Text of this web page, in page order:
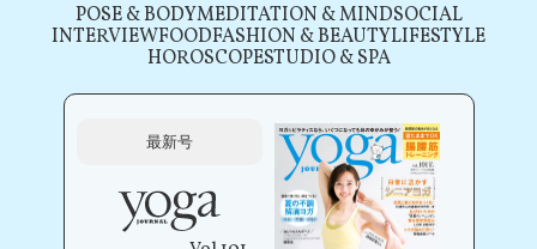
POSE & BODYMEDITATION & MINDSOCIAL
INTERVIEWFOODFASHION & BEAUTYLIFESTYLE
HOROSCOPESTUDIO & SPA
最新号